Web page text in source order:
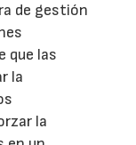
de gestión
que las
la
la